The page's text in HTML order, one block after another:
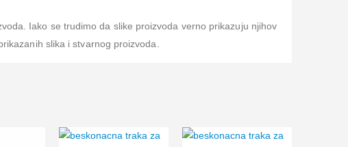
Iako se trudimo da slike proizvoda verno prikazuju njihov
slika i stvarnog proizvoda.